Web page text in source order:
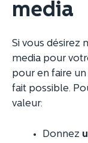
media
Si vous désirez
media pour
pour en faire
fait possible.
valeur:
Donnez